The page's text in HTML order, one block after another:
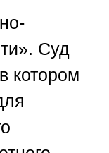
Суд
котором